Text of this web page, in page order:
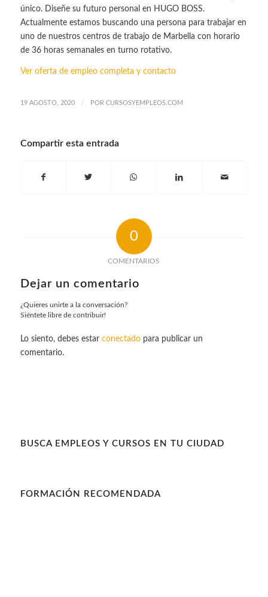
único. Diseñe su futuro personal en HUGO BOSS.
Actualmente estamos buscando una persona para trabajar en
uno de nuestros centros de trabajo de Marbella con horario
de 36 horas semanales en turno rotativo.
Ver oferta de empleo completa y contacto
19 AGOSTO, 2020 / POR CURSOSYEMPLEOS.COM
Compartir esta entrada
0
COMENTARIOS
Dejar un comentario
¿Quieres unirte a la conversación?
Siéntete libre de contribuir!
Lo siento, debes estar conectadopara publicar un
comentario.
BUSCA EMPLEOS Y CURSOS EN TU CIUDAD
FORMACIÓN RECOMENDADA